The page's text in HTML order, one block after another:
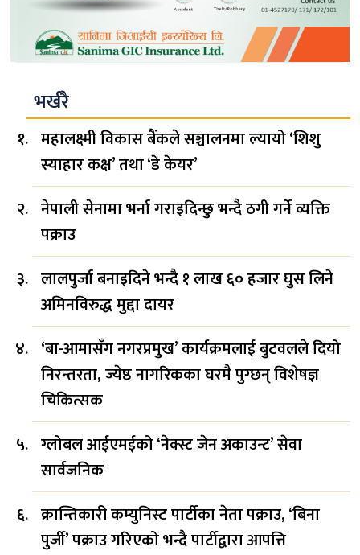
भर्खरै
महालक्ष्मी विकास बैंकले सञ्चालनमा ल्यायो ‘शिशु
स्याहार कक्ष’ तथा ‘डे केयर’
नेपाली सेनामा भर्ना गराइदिन्छु भन्दै ठगी गर्ने व्यक्ति
पक्राउ
लालपुर्जा बनाइदिने भन्दै १ लाख ६० हजार घुस लिने
अमिनविरुद्ध मुद्दा दायर
‘बा-आमासँग नगरप्रमुख’ कार्यक्रमलाई बुटवलले दियो
निरन्तरता, ज्येष्ठ नागरिकका घरमै पुग्छन् विशेषज्ञ
चिकित्सक
ग्लोबल आईएमईको ‘नेक्स्ट जेन अकाउन्ट’ सेवा
सार्वजनिक
क्रान्तिकारी कम्युनिस्ट पार्टीका नेता पक्राउ, ‘बिना
पुर्जी’ पक्राउ गरिएको भन्दै पार्टीद्वारा आपत्ति